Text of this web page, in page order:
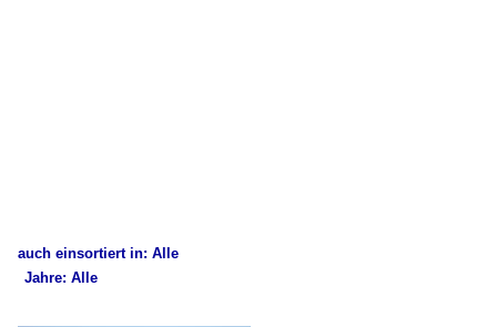
auch einsortiert in: Alle
Jahre: Alle